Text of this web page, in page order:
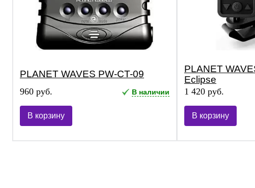
PLANET WAVES PW-CT-09
960 руб. В наличии
В корзину
PLANET
Eclipse
1 420 руб.
В корзину